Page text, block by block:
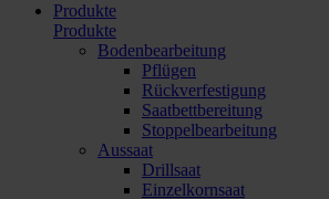
Produkte
Produkte
Bodenbearbeitung
Pflügen
Rückverfestigung
Saatbettbereitung
Stoppelbearbeitung
Aussaat
Drillsaat
Einzelkornsaat